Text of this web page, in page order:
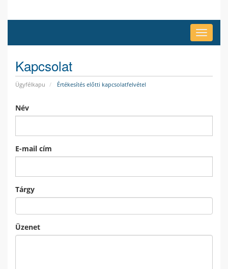
Váltás
a
Kapcsolat
Ügyfélkapu Értékesítés előtti kapcsolatfelvétel
Név
E-mail cím
Tárgy
Üzenet